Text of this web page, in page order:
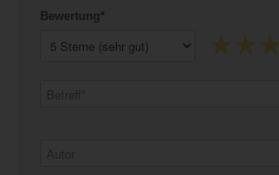
Bewertung*